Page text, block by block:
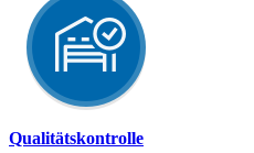
Qualitätskontrolle